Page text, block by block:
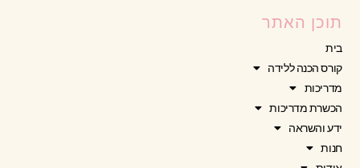
תוכן האתר
בית
קורס הכנה ללידה
מדריכות
הכשרת מדריכות
ידע והשראה
חנות